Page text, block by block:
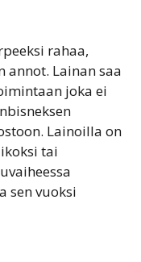
rahaa,
Lainan saa
joka ei
Lainoilla on
tai
sen vuoksi